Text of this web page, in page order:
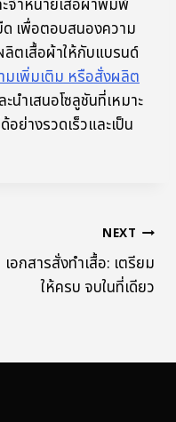
จำหน่ายเสื้อผ้าพิมพ์
ด เพื่อตอบสนองความ
ตเสื้อผ้าให้กับแบรนด์
มเพิ่มเติม หรือสั่งผลิต
นำเสนอโซลูชันที่เหมาะ
ย่างรวดเร็วและเป็น
NEXT
เอกสารสั่งทำเสื้อ: เตรียม
ให้ครบ จบในที่เดียว